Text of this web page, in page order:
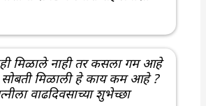
मिळाले नाही तर कसला गम आहे
सोबती मिळाली हे काय कम आहे ?
वाढदिवसाच्या शुभेच्छा